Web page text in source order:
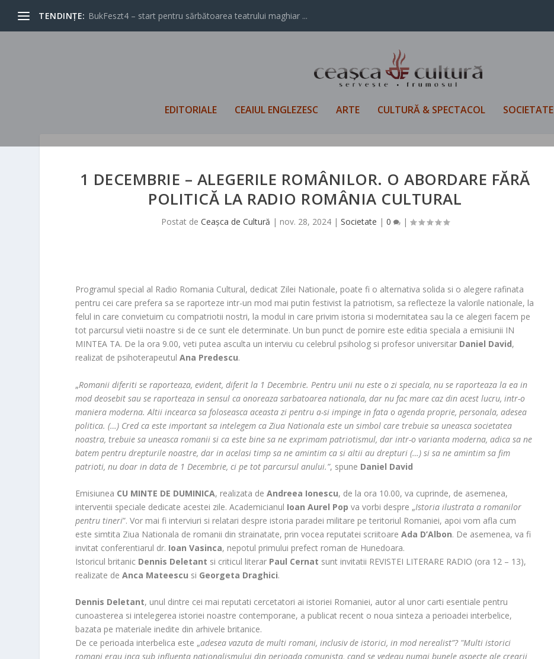
TENDINȚE: BukFeszt4 – start pentru sărbătoarea teatrului maghiar ...
EDITORIALE CEAIUL ENGLEZESC ARTE CULTURĂ & SPECTACOL SOCIETATE
1 DECEMBRIE – ALEGERILE ROMÂNILOR. O ABORDARE FĂRĂ
POLITICĂ LA RADIO ROMÂNIA CULTURAL
Postat de Ceașca de Cultură | nov. 28, 2024| Societate | 0 |
Programul special al Radio Romania Cultural, dedicat Zilei Nationale, poate fi o alternativa solida si o alegere rafinata
pentru cei care prefera sa se raporteze intr-un mod mai putin festivist la patriotism, sa reflecteze la valorile nationale, la
felul in care convietuim cu compatriotii nostri, la modul in care privim istoria si modernitatea sau la ce alegeri facem pe
tot parcursul vietii noastre si de ce sunt ele determinate. Un bun punct de pornire este editia speciala a emisiunii IN
MINTEA TA. De la ora 9.00, veti putea asculta un interviu cu celebrul psiholog si profesor universitar Daniel David,
realizat de psihoterapeutulAna Predescu.
„Romanii diferiti se raporteaza, evident, diferit la 1 Decembrie. Pentru unii nu este o zi speciala, nu se raporteaza la ea in
mod deosebit sau se raporteaza in sensul ca onoreaza sarbatoarea nationala, dar nu fac mare caz din acest lucru, intr-o
maniera moderna. Altii incearca sa foloseasca aceasta zi pentru a-si impinge in fata o agenda proprie, personala, adesea
politica. (…) Cred ca este important sa intelegem ca Ziua Nationala este un simbol care trebuie sa uneasca societatea
noastra, trebuie sa uneasca romanii si ca este bine sa ne exprimam patriotismul, dar intr-o varianta moderna, adica sa ne
batem pentru drepturile noastre, dar in acelasi timp sa ne amintim ca si altii au drepturi (…) si sa ne amintim sa fim
patrioti, nu doar in data de 1 Decembrie, ci pe tot parcursul anului.”, spune Daniel David
Emisiunea CU MINTE DE DUMINICA, realizata deAndreea Ionescu, de la ora 10.00, va cuprinde, de asemenea,
interventii speciale dedicate acestei zile. Academicianul Ioan Aurel Pop va vorbi despre „Istoria ilustrata a romanilor
pentru tineri”. Vor mai fi interviuri si relatari despre istoria paradei militare pe teritoriul Romaniei, apoi vom afla cum
este simtita Ziua Nationala de romanii din strainatate, prin vocea reputatei scriitoareAda D’Albon. De asemenea, va fi
invitat conferentiarul dr. Ioan Vasinca, nepotul primului prefect roman de Hunedoara.
Istoricul britanic Dennis Deletant si criticul literar Paul Cernat sunt invitatii REVISTEI LITERARE RADIO (ora 12 – 13),
realizate deAnca Mateescu si Georgeta Draghici.
Dennis Deletant, unul dintre cei mai reputati cercetatori ai istoriei Romaniei, autor al unor carti esentiale pentru
cunoasterea si intelegerea istoriei noastre contemporane, a publicat recent o noua sinteza a perioadei interbelice,
bazata pe materiale inedite din arhivele britanice.
De ce perioada interbelica este „adesea vazuta de multi romani, inclusiv de istorici, in mod nerealist”? "Multi istorici
romani erau inca sub influenta nationalismului din perioada comunista, cand se vedeau numai bunele aspecte ale crearii